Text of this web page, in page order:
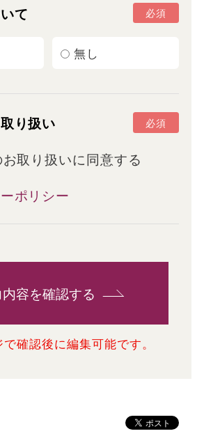
て 必須
無し
り扱い 必須
取り扱いに同意する
ポリシー
内容を確認する
確認後に編集可能です。